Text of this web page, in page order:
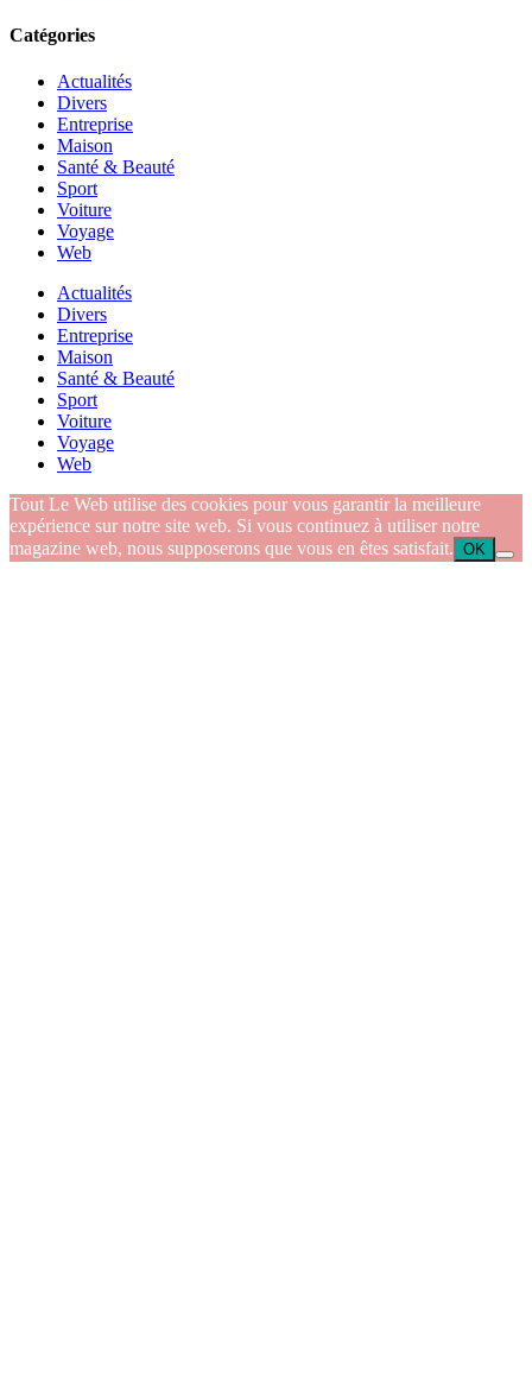
Catégories
Actualités
Divers
Entreprise
Maison
Santé & Beauté
Sport
Voiture
Voyage
Web
Actualités
Divers
Entreprise
Maison
Santé & Beauté
Sport
Voiture
Voyage
Web
Tout Le Web utilise des cookies pour vous garantir la meilleure
expérience sur notre site web. Si vous continuez à utiliser notre
magazine web, nous supposerons que vous en êtes satisfait. OK